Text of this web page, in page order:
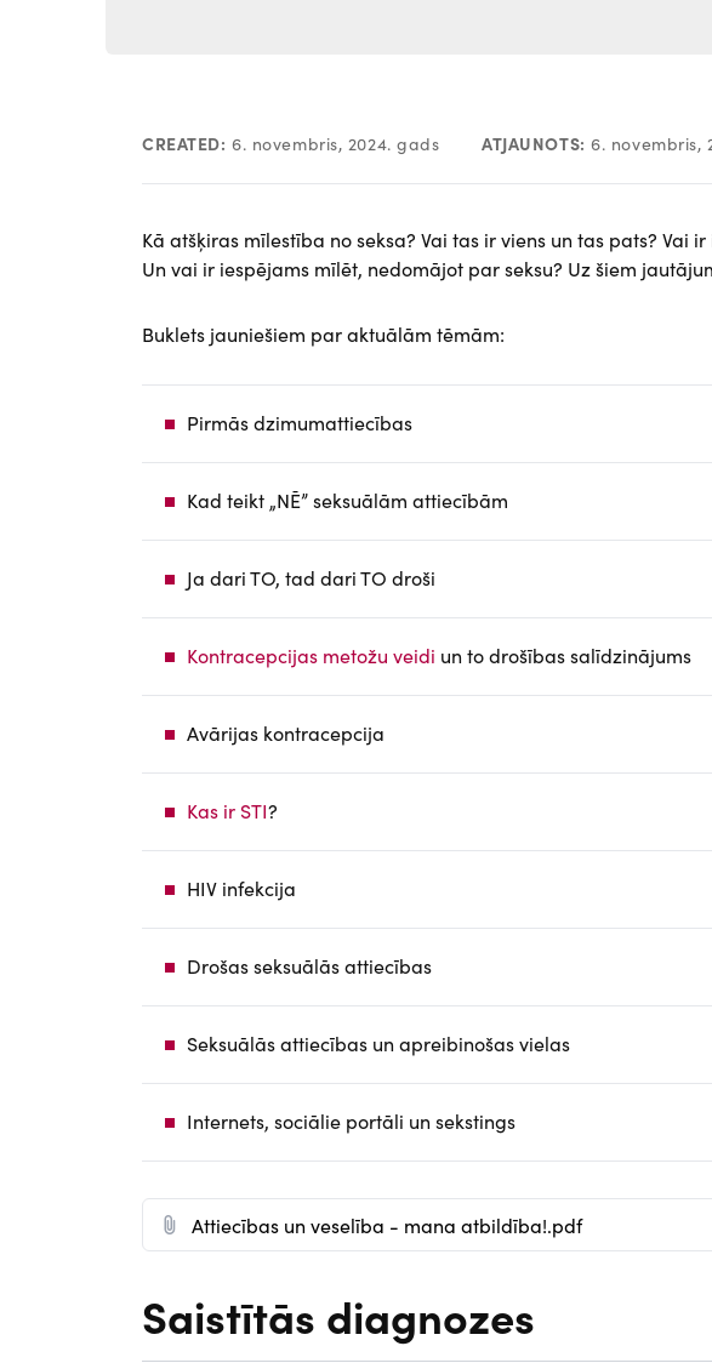
CREATED: 6. novembris, 2024. gads ATJAUNOTS: 6. novembris,
Kā atšķiras mīlestība no seksa? Vai tas ir viens un tas pats? Vai
Un vai ir iespējams mīlēt, nedomājot par seksu? Uz šiem
Buklets jauniešiem par aktuālām tēmām:
Pirmās dzimumattiecības
Kad teikt „NĒ” seksuālām attiecībām
Ja dari TO, tad dari TO droši
Kontracepcijas metožu veidi un to drošības salīdzinājums
Avārijas kontracepcija
Kas ir STI?
HIV infekcija
Drošas seksuālās attiecības
Seksuālās attiecības un apreibinošas vielas
Internets, sociālie portāli un sekstings
D
o
u
m
Attiecības un veselība - mana atbildība!.pdf
Saistītās diagnozes